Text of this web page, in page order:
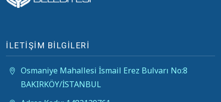
İLETİŞİM BİLGİLERİ
Osmaniye Mahallesi İsmail Erez Bulvarı No:8
BAKIRKÖY/İSTANBUL